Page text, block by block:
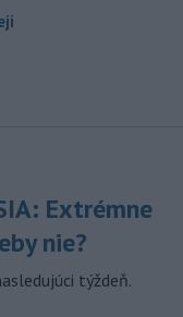
Extrémne
nie?
týždeň.